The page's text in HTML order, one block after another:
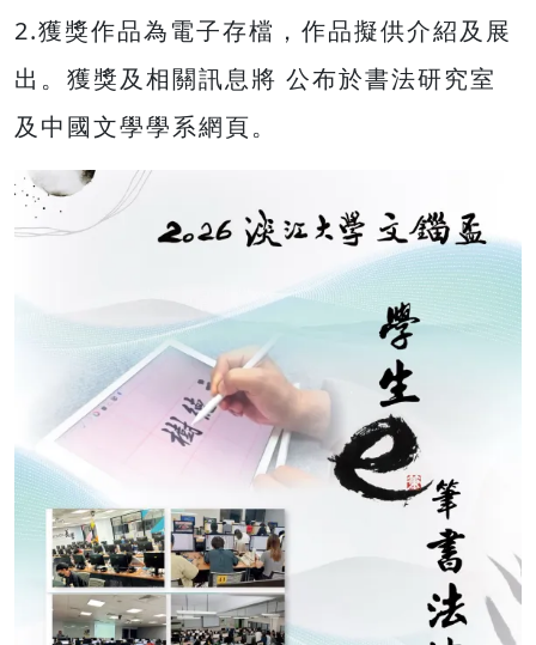
2.獲獎作品為電子存檔，作品擬供介紹及展
出。獲獎及相關訊息將 公布於書法研究室
及中國文學學系網頁。